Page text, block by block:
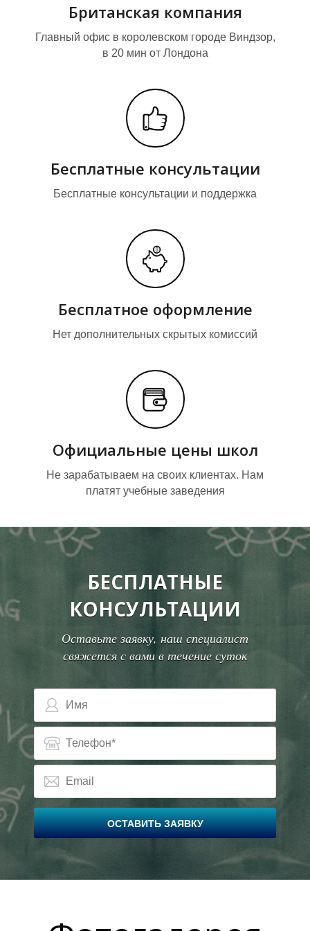
О
Т
З
О
Т
З
Британская компания
Главный офис в королевском городе Виндзор,
в 20 мин от Лондона
Бесплатные консультации
Бесплатные консультации и поддержка
Бесплатное оформление
Нет дополнительных скрытых комиссий
Официальные цены школ
Не зарабатываем на своих клиентах. Нам
платят учебные заведения
БЕСПЛАТНЫЕ
КОНСУЛЬТАЦИИ
Оставьте заявку, наш специалист
свяжется с вами в течение суток
ОСТАВИТЬ ЗАЯВКУ